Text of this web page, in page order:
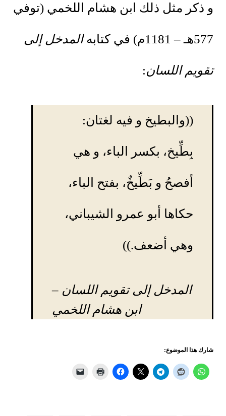
و ذكر مثل ذلك ابن هشام اللخمي (توفي
577هـ – 1181م) في كتابه المدخل إلى
تقويم اللسان:
((والبطيخ و فيه لغتان:
بِطِّيخ، بكسر الباء، و هي
أفصحُ و بَطِّيخٌ، بفتح الباء،
حكاها أبو عمرو الشيباني،
وهي أضعف.))
المدخل إلى تقويم اللسان –
ابن هشام اللخمي
شارك هذا الموضوع: